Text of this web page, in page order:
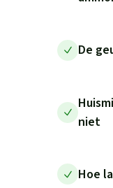
De
niet
Hoe